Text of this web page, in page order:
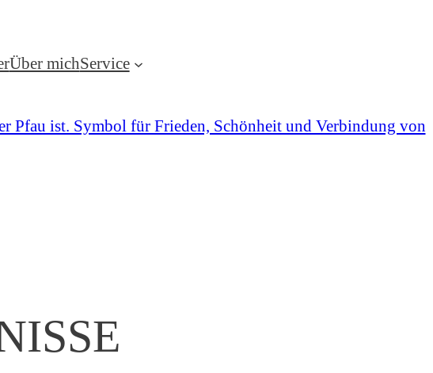
Über michService